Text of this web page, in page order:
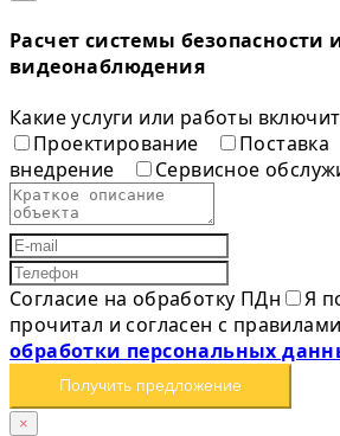
Расчет системы безопасности
видеонаблюдения
Какие услуги или работы
Проектирование
Поставка
внедрение
Сервисное
Согласие на обработку ПДн
Я
прочитал и согласен с правилами
обработки персональных
Получить предложение
×